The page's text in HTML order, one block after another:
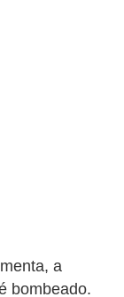
a
bombeado.